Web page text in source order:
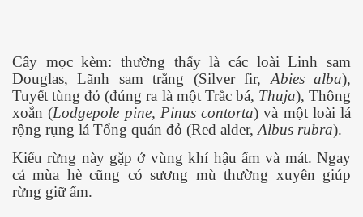
Cây mọc kèm: thường thấy là các loài Linh sam
Douglas, Lãnh sam trắng (Silver fir,Abies alba),
Tuyết tùng đỏ (đúng ra là một Trắc bá, Thuja), Thông
xoắn (Lodgepole pine, Pinus contorta) và một loài lá
rộng rụng lá Tổng quán đỏ (Red alder,Albus rubra).
Kiểu rừng này gặp ở vùng khí hậu ẩm và mát. Ngay
cả mùa hè cũng có sương mù thường xuyên giúp
rừng giữ ẩm.
quốc
BS Thú Y VNCH
Miền Nam VN. P 1
Miền Nam VN. Phần 2
Miền Nam VN. Phần 3